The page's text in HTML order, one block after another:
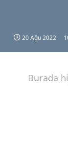
20 Ağu 2022
Burada